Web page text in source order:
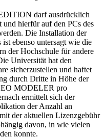
darf ausdrücklich
hierfür auf den PCs des
Die Installation der
ebenso untersagt wie die
der Hochschule für andere
Universität hat den
sicherzustellen und haftet
durch Dritte in Höhe der
MODELER pro
ermittelt sich der
der Anzahl an
der aktuellen Lizenzgebühr
davon, in wie vielen
konnte.